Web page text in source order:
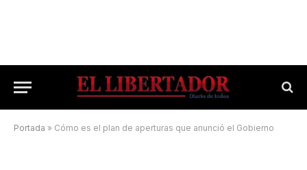
Portada » Cómo es el plan de aperturas que anunció el Gobierno